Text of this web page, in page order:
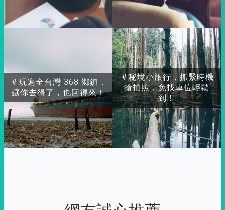
＃玩遍全台灣 368 鄉鎮，
讓你去得了，也回得來！
＃秘境小旅行，抓緊時機
搶拍照，免找車位輕鬆
到！